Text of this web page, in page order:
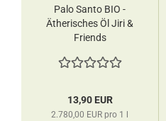
Palo Santo BIO -
Ätherisches Öl Jiri &
Friends
13,90 EUR
2.780,00 EUR pro 1 l